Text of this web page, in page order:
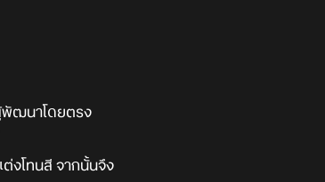
พัฒนาโดยตรง
งโทนสี จากนั้นจึง